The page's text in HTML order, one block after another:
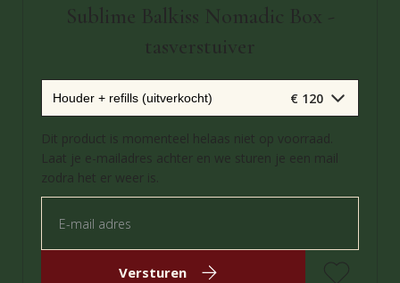
Sublime Balkiss Nomadic Box -
tasverstuiver
€ 120
Dit product is momenteel helaas niet op voorraad.
Laat je e-mailadres achter en we sturen je een mail
zodra het er weer is.
Versturen